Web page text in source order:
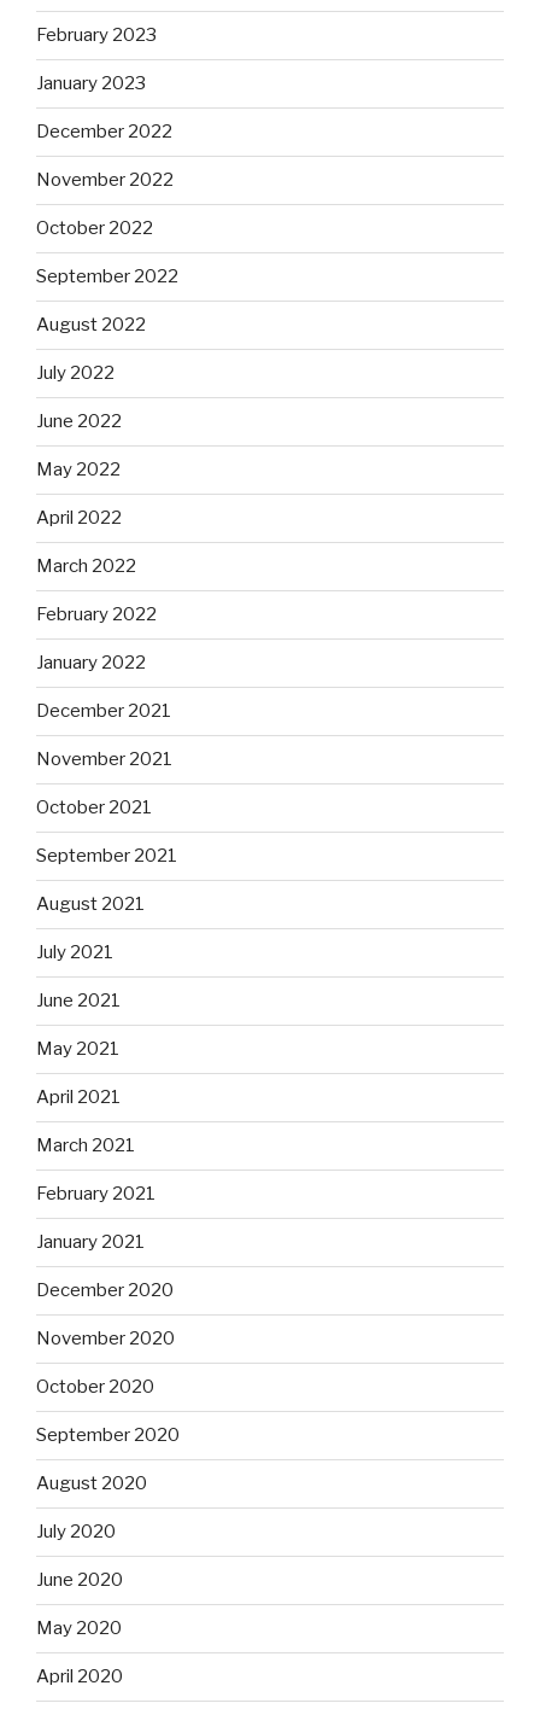
February 2023
January 2023
December 2022
November 2022
October 2022
September 2022
August 2022
July 2022
June 2022
May 2022
April 2022
March 2022
February 2022
January 2022
December 2021
November 2021
October 2021
September 2021
August 2021
July 2021
June 2021
May 2021
April 2021
March 2021
February 2021
January 2021
December 2020
November 2020
October 2020
September 2020
August 2020
July 2020
June 2020
May 2020
April 2020